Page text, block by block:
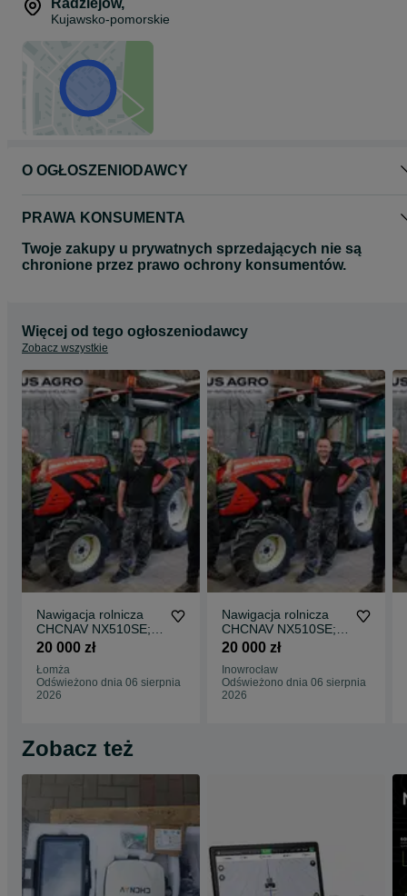
Zainwestuj w precyzyjne rolnictwo – postaw na sprawdzone
rozwiązania od TaxusAgro!
Radziejów,
Kujawsko-pomorskie
O OGŁOSZENIODAWCY
PRAWA KONSUMENTA
Twoje zakupy u prywatnych sprzedających nie są
chronione przez prawo ochrony konsumentów.
Więcej od tego ogłoszeniodawcy
Zobacz wszystkie
Nawigacja rolnicza
CHCNAV NX510SE;
NX610; NX612
– NOWE CENY!
20 000 zł
Łomża
Odświeżono dnia 06 sierpnia
2026
Nawigacja rolnicza
CHCNAV NX510SE;
NX610; NX612
– NOWE CENY!
20 000 zł
Inowrocław
Odświeżono dnia 06 sierpnia
2026
Zobacz też